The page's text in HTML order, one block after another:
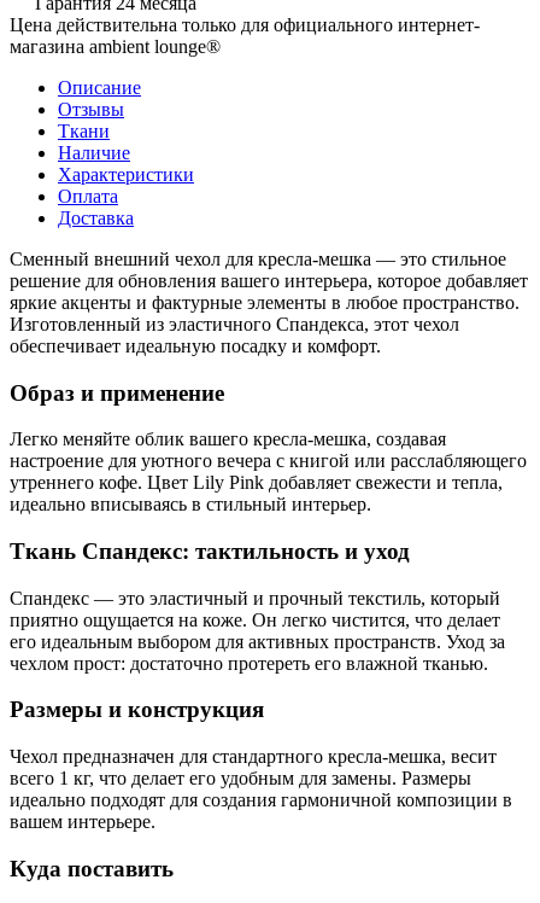
Цена действительна только для официального интернет-
магазина ambient lounge®
Описание
Отзывы
Ткани
Наличие
Характеристики
Оплата
Доставка
Сменный внешний чехол для кресла-мешка — это стильное
решение для обновления вашего интерьера, которое добавляет
яркие акценты и фактурные элементы в любое пространство.
Изготовленный из эластичного Спандекса, этот чехол
обеспечивает идеальную посадку и комфорт.
Образ и применение
Легко меняйте облик вашего кресла-мешка, создавая
настроение для уютного вечера с книгой или расслабляющего
утреннего кофе. Цвет Lily Pink добавляет свежести и тепла,
идеально вписываясь в стильный интерьер.
Ткань Спандекс: тактильность и уход
Спандекс — это эластичный и прочный текстиль, который
приятно ощущается на коже. Он легко чистится, что делает
его идеальным выбором для активных пространств. Уход за
чехлом прост: достаточно протереть его влажной тканью.
Размеры и конструкция
Чехол предназначен для стандартного кресла-мешка, весит
всего 1 кг, что делает его удобным для замены. Размеры
идеально подходят для создания гармоничной композиции в
вашем интерьере.
Куда поставить